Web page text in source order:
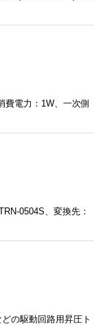
電力：1W、一次側
0504S、変換先：
の駆動回路用昇圧ト